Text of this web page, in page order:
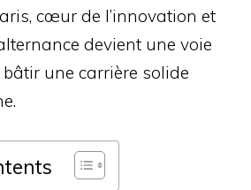
cœur de l’innovation et
devient une voie
une carrière solide